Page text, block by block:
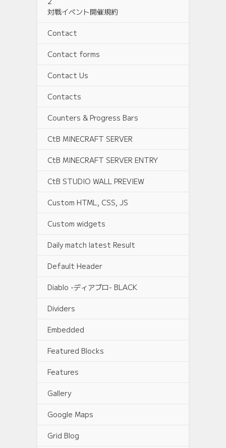
対戦イベント開催規約
Contact
Contact forms
Contact Us
Contacts
Counters & Progress Bars
CtB MINECRAFT SERVER
CtB MINECRAFT SERVER ENTRY
CtB STUDIO WALL PREVIEW
Custom HTML, CSS, JS
Custom widgets
Daily match latest Result
Default Header
Diablo -ディアブロ- BLACK
Dividers
Embedded
Featured Blocks
Features
Gallery
Google Maps
Grid Blog